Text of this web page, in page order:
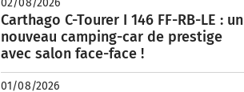
02/08/2026
Carthago C-Tourer I 146 FF-RB-LE : un
nouveau camping-car de prestige
avec salon face-face !
01/08/2026